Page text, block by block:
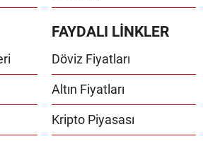
FAYDALI LİNKLER
Döviz Fiyatları
Altın Fiyatları
Kripto Piyasası